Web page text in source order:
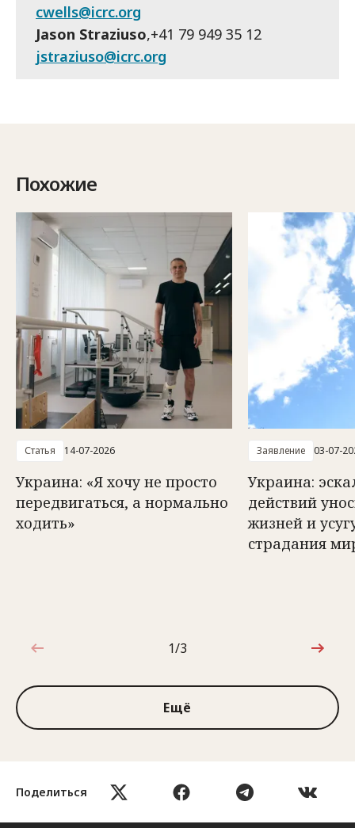
Поделиться
cwells@icrc.org
Jason Straziuso,+41 79 949 35 12
jstraziuso@icrc.org
Похожие
Статья 14-07-2026
Украина: «Я хочу не просто
передвигаться, а нормально
ходить»
Заявление 03-07-
Украина:
действий
жизней и
страдания
1 из 3
1/3
Ещё